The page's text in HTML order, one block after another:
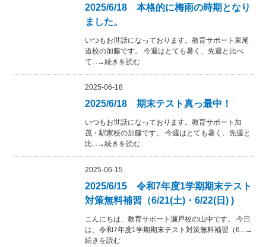
2025/6/18 本格的に梅雨の時期となり
ました。
いつもお世話になっております。教育サポート東尾
道校の加藤です。 今週はとても暑く、先週と比べ
て...→続きを読む
2025-06-18
2025/6/18 期末テスト真っ最中！
いつもお世話になっております。教育サポート加
茂・駅家校の加藤です。 今週はとても暑く、先週と
比...→続きを読む
2025-06-15
2025/6/15 令和7年度1学期期末テスト
対策無料補習（6/21(土)・6/22(日) )
こんにちは、教育サポート瀬戸校の山中です。 今日
は、令和7年度1学期期末テスト対策無料補習（6...→
続きを読む